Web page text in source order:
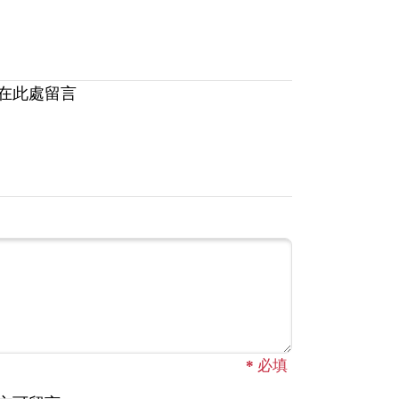
此處留言
* 必填